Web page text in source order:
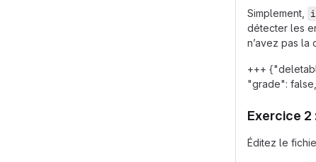
Simplement,
détecter les
n’avez pas la
+++
"grade":
Exercice 2
Éditez le